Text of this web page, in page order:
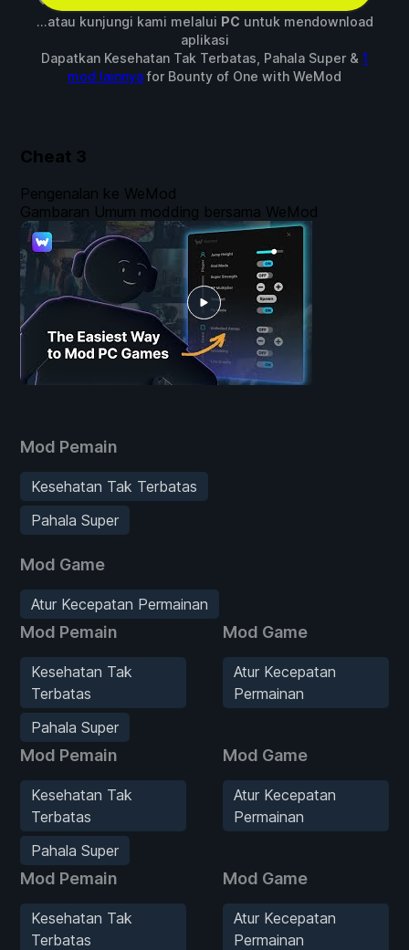
...atau kunjungi kami melalui PC untuk mendownload
aplikasi
Dapatkan Kesehatan Tak Terbatas, Pahala Super & 1
mod lainnyafor Bounty of One with WeMod
Cheat 3
Mod Pemain
Kesehatan Tak Terbatas
Pahala Super
Mod Game
Atur Kecepatan Permainan
Mod Pemain
Kesehatan Tak
Terbatas
Pahala Super
Mod Game
Atur Kecepatan
Permainan
Mod Pemain
Kesehatan Tak
Terbatas
Pahala Super
Mod Game
Atur Kecepatan
Permainan
Mod Pemain
Kesehatan Tak
Terbatas
Mod Game
Atur Kecepatan
Permainan
Pengenalan ke WeMod
Gambaran Umum modding bersama WeMod